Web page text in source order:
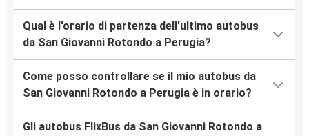
Qual è l'orario di partenza dell'ultimo autobus
da San Giovanni Rotondo a Perugia?
Come posso controllare se il mio autobus da
San Giovanni Rotondo a Perugia è in orario?
Gli autobus FlixBus da San Giovanni Rotondo a